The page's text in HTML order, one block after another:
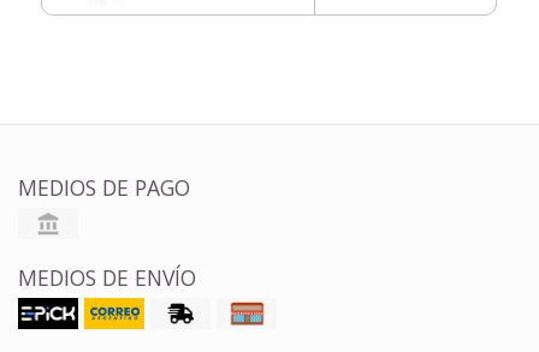
MEDIOS DE PAGO
MEDIOS DE ENVÍO